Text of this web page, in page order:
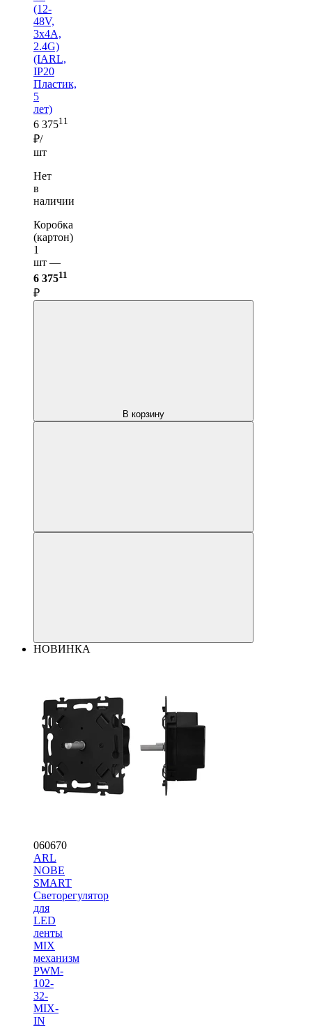
(12-
48V,
3х4A,
2.4G)
(IARL,
IP20
Пластик,
5
лет)
6 37511
₽/
шт
Нет
в
наличии
Коробка
(картон)
1
шт —
6 37511
₽
В корзину
НОВИНКА
060670
ARL
NOBE
SMART
Светорегулятор
для
LED
ленты
MIX
механизм
PWM-
102-
32-
MIX-
IN